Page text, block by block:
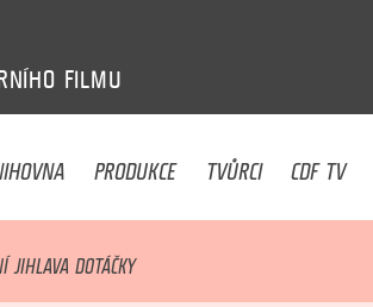
FILMU
PRODUKCE TVŮRCI CDF TV
DOTÁČKY